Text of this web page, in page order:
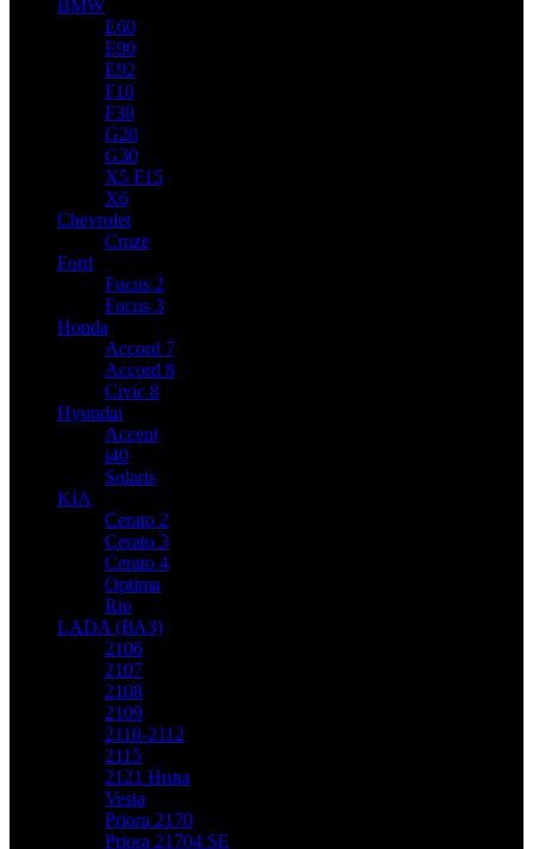
BMW
E60
E90
E92
F10
F30
G20
G30
X5 F15
X6
Chevrolet
Cruze
Ford
Focus 2
Focus 3
Honda
Accord 7
Accord 8
Civic 8
Hyundai
Accent
i40
Solaris
KIA
Cerato 2
Cerato 3
Cerato 4
Optima
Rio
LADA (ВАЗ)
2106
2107
2108
2109
2110-2112
2115
2121 Нива
Vesta
Priora 2170
Priora 21704 SE